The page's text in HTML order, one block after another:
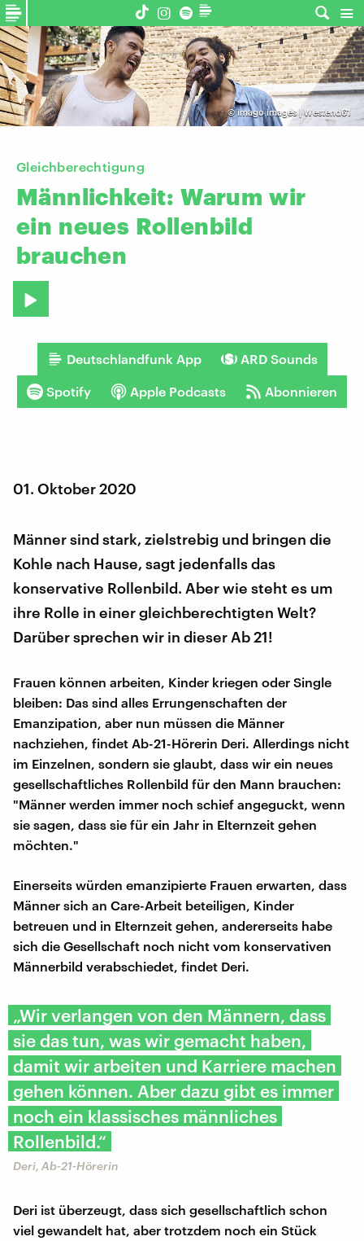
©imago images | Westend61
Gleichberechtigung
Männlichkeit: Warum wir
ein neues Rollenbild
brauchen
Deutschlandfunk App ARD Sounds
Spotify Apple Podcasts Abonnieren
01. Oktober 2020
Männer sind stark, zielstrebig und bringen die
Kohle nach Hause, sagt jedenfalls das
konservative Rollenbild. Aber wie steht es um
ihre Rolle in einer gleichberechtigten Welt?
Darüber sprechen wir in dieser Ab 21!
Frauen können arbeiten, Kinder kriegen oder Single
bleiben: Das sind alles Errungenschaften der
Emanzipation, aber nun müssen die Männer
nachziehen, findet Ab-21-Hörerin Deri. Allerdings nicht
im Einzelnen, sondern sie glaubt, dass wir ein neues
gesellschaftliches Rollenbild für den Mann brauchen:
"Männer werden immer noch schief angeguckt, wenn
sie sagen, dass sie für ein Jahr in Elternzeit gehen
möchten."
Einerseits würden emanzipierte Frauen erwarten, dass
Männer sich an Care-Arbeit beteiligen, Kinder
betreuen und in Elternzeit gehen, andererseits habe
sich die Gesellschaft noch nicht vom konservativen
Männerbild verabschiedet, findet Deri.
„Wir verlangen von den Männern, dass
sie das tun, was wir gemacht haben,
damit wir arbeiten und Karriere machen
gehen können. Aber dazu gibt es immer
noch ein klassisches männliches
Rollenbild.“
Deri, Ab-21-Hörerin
Deri ist überzeugt, dass sich gesellschaftlich schon
viel gewandelt hat, aber trotzdem noch ein Stück